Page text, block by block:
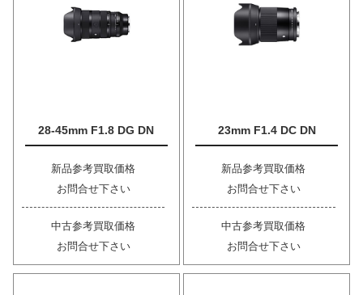
28-45mm F1.8 DG DN
新品参考買取価格
お問合せ下さい
中古参考買取価格
お問合せ下さい
23mm F1.4 DC DN
新品参考買取価格
お問合せ下さい
中古参考買取価格
お問合せ下さい